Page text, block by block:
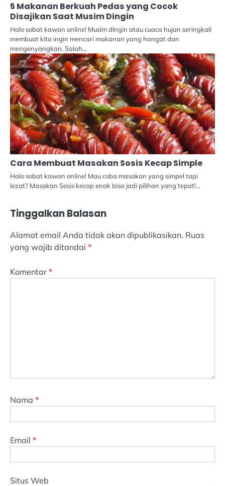
5 Makanan Berkuah Pedas yang Cocok
Disajikan Saat Musim Dingin
Halo sobat kawan online! Musim dingin atau cuaca hujan seringkali
membuat kita ingin mencari makanan yang hangat dan
mengenyangkan. Salah…
Cara Membuat Masakan Sosis Kecap Simple
Halo sobat kawan online! Mau coba masakan yang simpel tapi
lezat? Masakan Sosis kecap enak bisa jadi pilihan yang tepat!…
Tinggalkan Balasan
Alamat email Anda tidak akan dipublikasikan. Ruas
yang wajib ditandai *
Komentar *
Nama *
Email *
Situs Web